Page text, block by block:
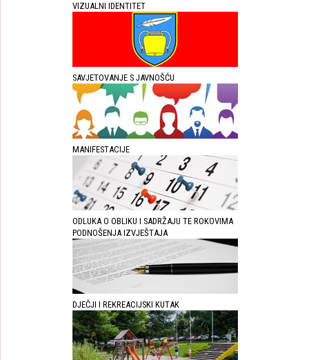
VIZUALNI IDENTITET
SAVJETOVANJE S JAVNOŠĆU
MANIFESTACIJE
ODLUKA O OBLIKU I SADRŽAJU TE ROKOVIMA
PODNOŠENJA IZVJEŠTAJA
DJEČJI I REKREACIJSKI KUTAK